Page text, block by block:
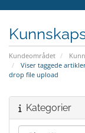
Kundeområdet
Viser taggede
drop file upload
Kategorier